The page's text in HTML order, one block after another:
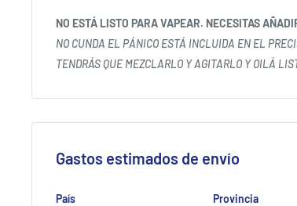
NO ESTÁ LISTO PARA VAPEAR. NECESITAS
NO CUNDA EL PÁNICO ESTÁ INCLUIDA EN EL
TENDRÁS QUE MEZCLARLO Y AGITARLO Y OILÁ
Gastos estimados de envío
País Provincia